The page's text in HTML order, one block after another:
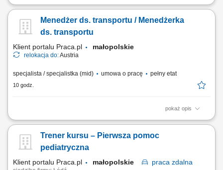
Opis stanowiska Twój dzień pracy to realizacja harmonogramu dostaw
dostawcze kat. B w obsadzie jednoosobowej, pracując w trybie bez
rejestracji czasu pracy przez tachograf. Odpowiadasz za fizyczny
Menedżer ds. transportu / Menedżerka
ds. transportu
Klient portalu Praca.pl małopolskie
relokacja do:Austria
specjalista / specjalistka (mid) umowa o pracę pełny etat
10 godz.
pokaż opis
Codzienne dysponowanie i operacyjne realizowanie
Samodzielne porównywanie opcji transportowych i podejmowanie
ekonomicznych decyzji w bieżącej działalności; Koordynacja procesów
Trener kursu – Pierwsza pomoc
pediatryczna
Klient portalu Praca.pl małopolskie praca zdalna